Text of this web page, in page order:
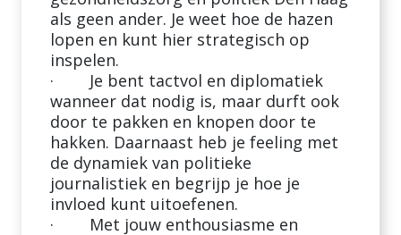
als geen ander. Je weet hoe de hazen
lopen en kunt hier strategisch op
inspelen.
· Je bent tactvol en diplomatiek
wanneer dat nodig is, maar durft ook
door te pakken en knopen door te
hakken. Daarnaast heb je feeling met
de dynamiek van politieke
journalistiek en begrijp je hoe je
invloed kunt uitoefenen.
· Met jouw enthousiasme en